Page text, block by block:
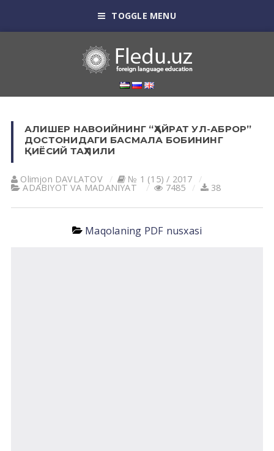
TOGGLE MENU
АЛИШЕР НАВОИЙНИНГ “ҲАЙРАТ УЛ-АБРОР”
ДОСТОНИДАГИ БАСМАЛА БОБИНИНГ
ҚИЁСИЙ ТАҲЛИЛИ
Olimjon DАVLАTOV № 1 (15) / 2017
АDАBIYOT VА MАDАNIYAT 7485 38
Maqolaning PDF nusxasi